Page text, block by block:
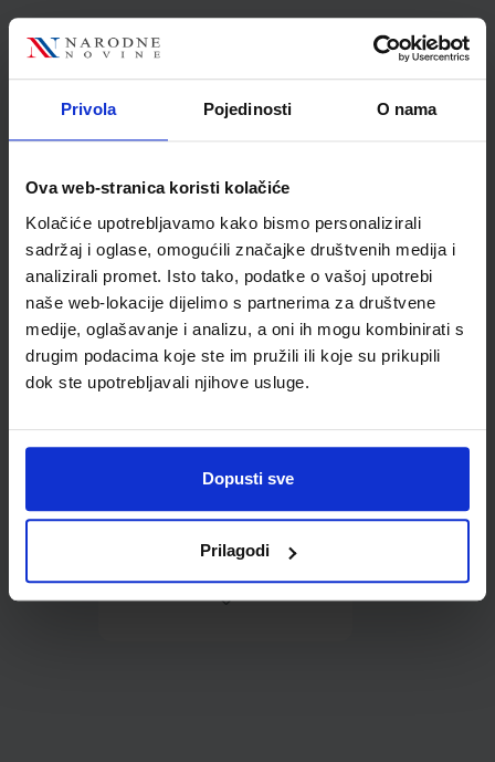
Privola Pojedinosti O nama
Ova web-stranica koristi kolačiće
Kolačiće upotrebljavamo kako bismo personalizirali
sadržaj i oglase, omogućili značajke društvenih medija i
analizirali promet. Isto tako, podatke o vašoj upotrebi
naše web-lokacije dijelimo s partnerima za društvene
medije, oglašavanje i analizu, a oni ih mogu kombinirati s
drugim podacima koje ste im pružili ili koje su prikupili
dok ste upotrebljavali njihove usluge.
Dopusti sve
Prilagodi
Kupci najčešće biraju..
Omot PVC za školske
udžbenike; dimenzije
424x277; tip 159
0,85 €